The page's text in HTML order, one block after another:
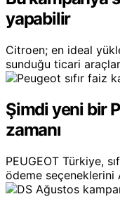
yapabilir
Citroen; en ideal
sunduğu ticari
Şimdi yeni bir
zamanı
PEUGEOT Türkiye,
ödeme seçeneklerini